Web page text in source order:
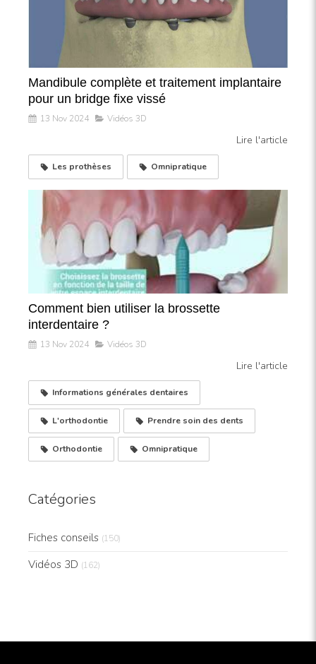
Mandibule complète et traitement implantaire
pour un bridge fixe vissé
13 Nov 2024 Vidéos 3D
Lire l'article
Les prothèses Omnipratique
Comment bien utiliser la brossette
interdentaire ?
13 Nov 2024 Vidéos 3D
Lire l'article
Informations générales dentaires
L'orthodontie Prendre soin des dents
Orthodontie Omnipratique
Catégories
Fiches conseils (150)
Vidéos 3D (162)